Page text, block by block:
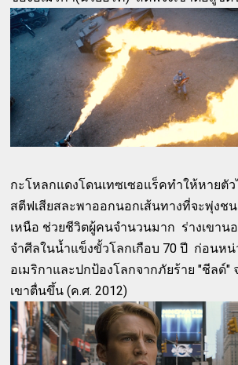
กะโหลกแดงโดนเทซเซอแร็คทำให้หายตั
สตีฟเสียสละพาออกนอกเส้นทางที่จะพุ่งช
เหนือ ช่วยชีวิตผู้คนจำนวนมาก ร่างเขาน
จำศีลในน้ำแข็งขั้วโลกเกือบ 70 ปี ก่อนหน่
อเมริกาและปกป้องโลกจากภัยร้าย "ชีลด์"
เขาตื่นขึ้น (ค.ศ. 2012)